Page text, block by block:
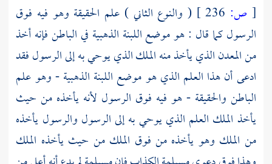
[ ص:
( والنوع الثاني ) علم الحقيقة وهو فيه فوق
الرسول كما قال : هو موضع اللبنة الذهبية في الباطن فإنه أخذ
من المعدن الذي يأخذ منه الملك الذي يوحي به إلى الرسول فقد
ادعى أن هذا العلم الذي هو موضع اللبنة الذهبية - وهو علم
الباطن والحقيقة - هو فيه فوق الرسول لأنه يأخذه من حيث
يأخذ الملك العلم الذي يوحي به إلى الرسول والرسول يأخذه
من الملك وهو يأخذه من فوق الملك من حيث يأخذه الملك